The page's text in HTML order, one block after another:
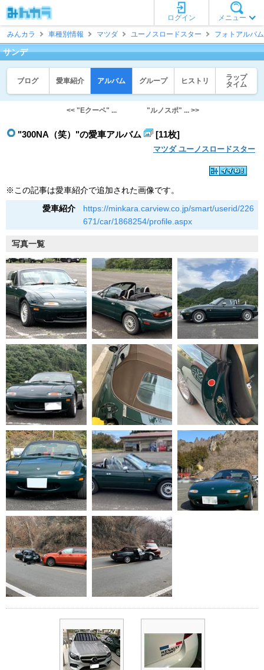
メニュー
ログイン
みんカラ
車種別情報 マツダ ユーノスロードスター フォトアルバム
サンデ
ブログ 愛車紹介 アルバム グループ ヒストリ
ラップ
タイム
<< "Eクーペ" ... "ルノスポ" ... >>
"300NA（笑）"の愛車アルバム [11枚]
マツダ ユーノスロードスター
※この記事は愛車紹介で追加された画像です。
愛車紹介
https://minkara.carview.co.jp/smart/userid/226
671/car/1868254/profile.aspx
写真一覧